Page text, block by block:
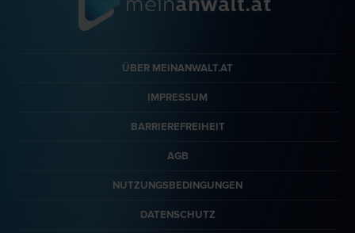
ÜBER MEINANWALT.AT
IMPRESSUM
BARRIEREFREIHEIT
AGB
NUTZUNGSBEDINGUNGEN
DATENSCHUTZ